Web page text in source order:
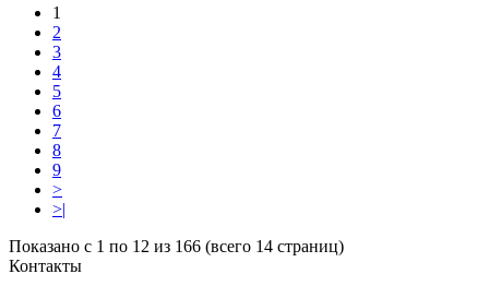
1
2
3
4
5
6
7
8
9
>
>|
Показано с 1 по 12 из 166 (всего 14 страниц)
Контакты